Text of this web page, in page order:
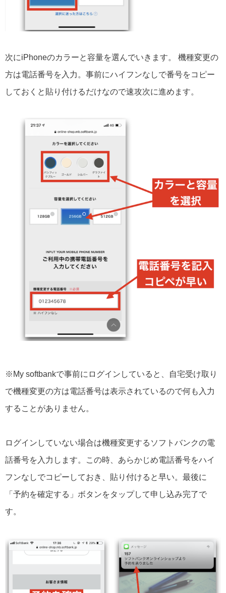
次にiPhoneのカラーと容量を選んでいきます。 機種変更の
方は電話番号を入力。事前にハイフンなしで番号をコピー
しておくと貼り付けるだけなので速攻次に進めます。
※My softbankで事前にログインしていると、自宅受け取り
で機種変更の方は電話番号は表示されているので何も入力
することがありません。
ログインしていない場合は機種変更するソフトバンクの電
話番号を入力します。この時、あらかじめ電話番号をハイ
フンなしでコピーしておき、貼り付けると早い。最後に
「予約を確定する」ボタンをタップして申し込み完了で
す。